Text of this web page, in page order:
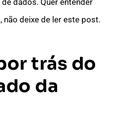
não deixe de ler este post.
trás do
da